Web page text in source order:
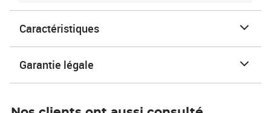
Caractéristiques
Garantie légale